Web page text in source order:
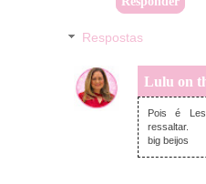
Respostas
Lulu on
Pois é
ressaltar.
big beijos